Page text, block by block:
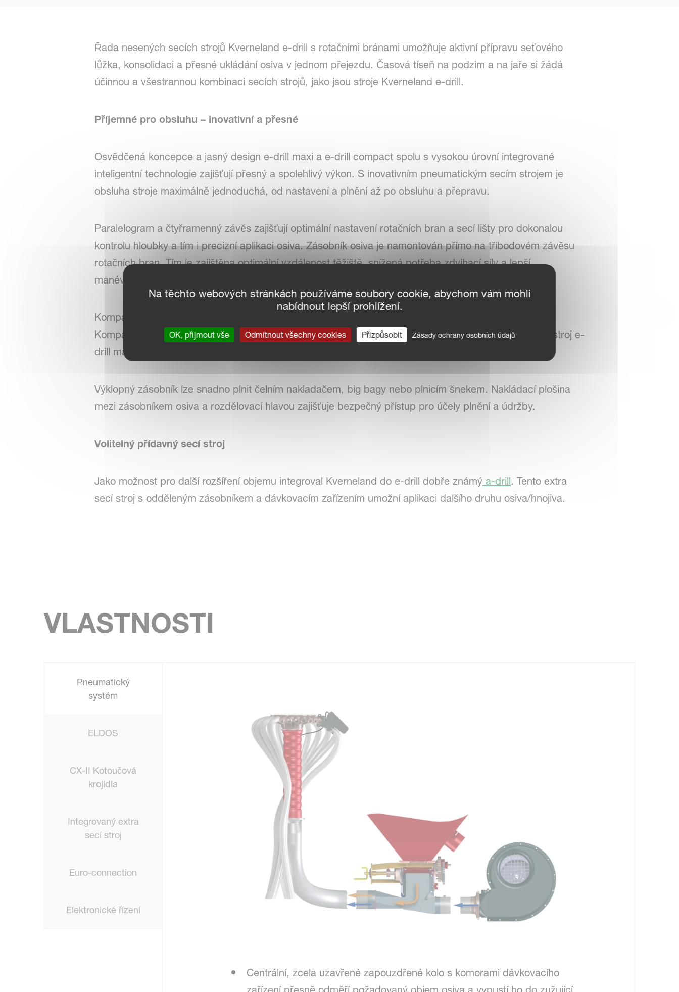
Řada nesených secích strojů Kverneland e-drill s rotačními bránami umožňuje aktivní přípravu seťového
lůžka, konsolidaci a přesné ukládání osiva v jednom přejezdu. Časová tíseň na podzim a na jaře si žádá
účinnou a všestrannou kombinaci secích strojů, jako jsou stroje Kverneland e-drill.
Příjemné pro obsluhu – inovativní a přesné
Osvědčená koncepce a jasný design e-drill maxi a e-drill compact spolu s vysokou úrovní integrované
inteligentní technologie zajišťují přesný a spolehlivý výkon. S inovativním pneumatickým secím strojem je
obsluha stroje maximálně jednoduchá, od nastavení a plnění až po obsluhu a přepravu.
Paralelogram a čtyřramenný závěs zajišťují optimální nastavení rotačních bran a secí lišty pro dokonalou
kontrolu hloubky a tím i precizní aplikaci osiva. Zásobník osiva je namontován přímo na tříbodovém závěsu
rotačních bran. Tím je zajištěna optimální vzdálenost těžiště, snížená potřeba zdvihací síly a lepší
manévrovatelnost.
Kompaktní secí stroje e-drill a e-drill maxi jsou k dispozici v pracovních šířkách 3,0, 3,5 a 4,0 metru.
Kompaktní verze nabízí objem zásobníku 1 100 resp. 1 400 litrů s nástavcemzásobníku; zatímco secí stroj e-
drill maxi má velkokapacitní zásobník 1 600 resp. 2 100 litrů s nástavcem zásobníku.
Výklopný zásobník lze snadno plnit čelním nakladačem, big bagy nebo plnicím šnekem. Nakládací plošina
mezi zásobníkem osiva a rozdělovací hlavou zajišťuje bezpečný přístup pro účely plnění a údržby.
Volitelný přídavný secí stroj
Jako možnost pro další rozšíření objemu integroval Kverneland do e-drill dobře známýa-drill. Tento extra
secí stroj s odděleným zásobníkem a dávkovacím zařízením umožní aplikaci dalšího druhu osiva/hnojiva.
VLASTNOSTI
Pneumatický
systém
ELDOS
CX-II Kotoučová
krojidla
Integrovaný extra
secí stroj
Euro-connection
Elektronické řízení
Centrální, zcela uzavřené zapouzdřené kolo s komorami dávkovacího
Na těchto webových stránkách používáme soubory cookie, abychom vám mohli
nabídnout lepší prohlížení.
OK, přijmout vše Odmítnout všechny cookies Přizpůsobit Zásady ochrany osobních údajů